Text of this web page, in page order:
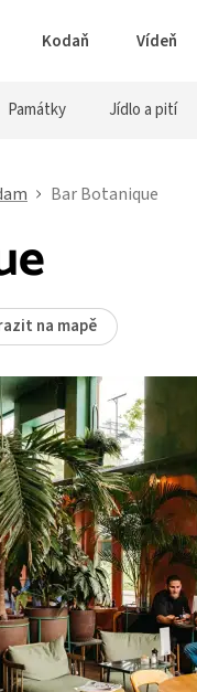
Kodaň Vídeň
Památky Jídlo a pití
Bar Botanique
na mapě